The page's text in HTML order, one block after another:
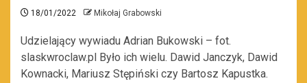
18/01/2022 Mikołaj Grabowski
Udzielający wywiadu Adrian Bukowski – fot.
slaskwroclaw.pl Było ich wielu. Dawid Janczyk, Dawid
Kownacki, Mariusz Stępiński czy Bartosz Kapustka.